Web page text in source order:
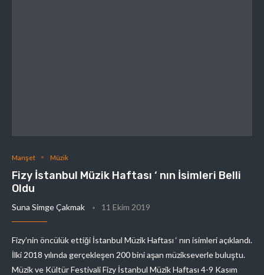
Manşet Müzik
Fizy İstanbul Müzik Haftası ‘ nın İsimleri Belli
Oldu
Suna Simge Çakmak 11 Ekim 2019
Fizy’nin öncülük ettiği İstanbul Müzik Haftası ‘ nın isimleri açıklandı.
İlki 2018 yılında gerçekleşen 200 bini aşan müzikseverle buluştu.
Müzik ve Kültür Festivali Fizy İstanbul Müzik Haftası 4-9 Kasım